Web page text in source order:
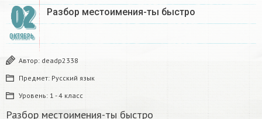
02
ОКТЯБРЬ
Разбор местоимения-ты быстро
Автор: deadp2338
Предмет: Русский язык
Уровень: 1 - 4 класс
Разбор местоимения-ты быстро